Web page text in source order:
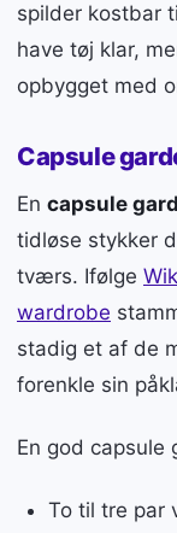
spilder kostbar
have tøj klar,
opbygget med
Capsule
En capsule
tidløse stykker
tværs. Ifølge
wardrobe
stadig et af de
forenkle sin
En god capsule
To til tre par